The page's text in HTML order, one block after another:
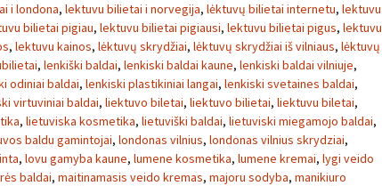
i londona, lektuvu bilietai i norvegija, lėktuvų bilietai internetu, lektuvu
bilietai pigiau, lektuvu bilietai pigiausi, lektuvu bilietai pigus, lektuvu
, lektuvu kainos, lėktuvų skrydžiai, lėktuvų skrydžiai iš vilniaus, lėktuvų
, lenkiški baldai, lenkiski baldai kaune, lenkiski baldai vilniuje,
odiniai baldai, lenkiski plastikiniai langai, lenkiski svetaines baldai,
virtuviniai baldai, liektuvo biletai, liektuvo bilietai, liektuvu biletai,
, lietuviska kosmetika, lietuviški baldai, lietuviski miegamojo baldai,
baldu gamintojai, londonas vilnius, londonas vilnius skrydziai,
, lovu gamyba kaune, lumene kosmetika, lumene kremai, lygi veido
baldai, maitinamasis veido kremas, majoru sodyba, manikiuro